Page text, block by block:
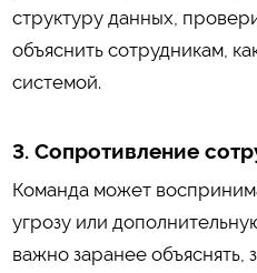
структуру данных,
объяснить сотрудникам,
системой.
3. Сопротивление
Команда может
угрозу или
важно заранее объяснять,